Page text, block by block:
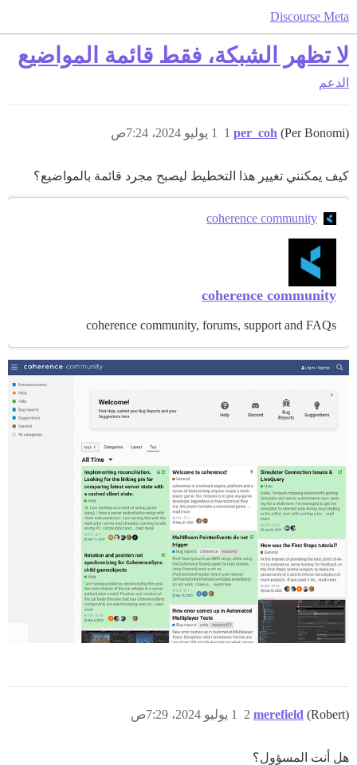
Discourse Meta
لا تظهر الشبكة، فقط قائمة المواضيع
الدعم
per_coh (Per Bonomi) 1 يوليو 2024، 7:24ص 1
كيف يمكنني تغيير هذا التخطيط ليصبح مجرد قائمة بالمواضيع؟
coherence community
coherence community
coherence community, forums, support and FAQs
merefield (Robert) 1 يوليو 2024، 7:29ص 2
هل أنت المسؤول؟